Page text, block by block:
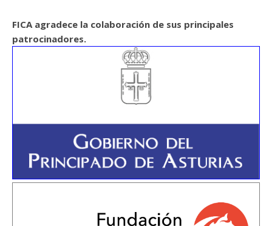
FICA agradece la colaboración de sus principales
patrocinadores.